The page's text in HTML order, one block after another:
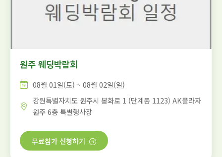
원주 웨딩박람회
08월 01일(토) ~ 08월 02일(일)
강원특별자치도 원주시 봉화로 1 (단계동 1123) AK플라자
원주 6층 특별행사장
무료참가 신청하기